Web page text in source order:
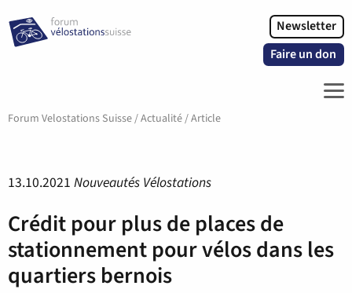
Newsletter
Faire un don
Forum Velostations Suisse/Actualité/Article
13.10.2021 Nouveautés Vélostations
Crédit pour plus de places de
stationnement pour vélos dans les
quartiers bernois